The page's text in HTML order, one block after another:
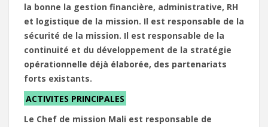
la bonne la gestion financière, administrative, RH
et logistique de la mission. Il est responsable de la
sécurité de la mission. Il est responsable de la
continuité et du développement de la stratégie
opérationnelle déjà élaborée, des partenariats
forts existants.
ACTIVITES PRINCIPALES
Le Chef de mission Mali est responsable de